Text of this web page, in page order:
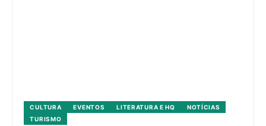
CULTURA EVENTOS LITERATURA E HQ
NOTÍCIAS
TURISMO